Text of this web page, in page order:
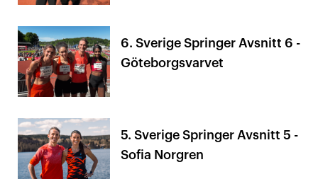
6. Sverige Springer Avsnitt 6 -
Göteborgsvarvet
5. Sverige Springer Avsnitt 5 -
Sofia Norgren